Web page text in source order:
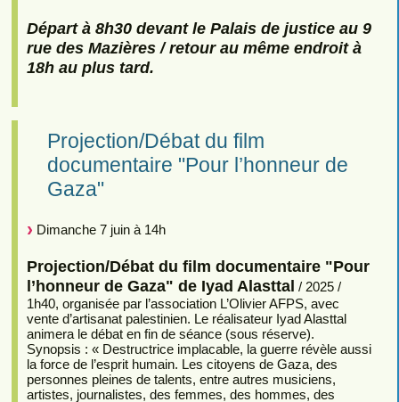
Départ à 8h30 devant le Palais de justice au 9
rue des Mazières / retour au même endroit à
18h au plus tard.
Projection/Débat du film
documentaire "Pour l’honneur de
Gaza"
Dimanche 7 juin à 14h
Projection/Débat du film documentaire "Pour
l’honneur de Gaza" de Iyad Alasttal / 2025 /
1h40, organisée par l’association L’Olivier AFPS, avec
vente d’artisanat palestinien. Le réalisateur Iyad Alasttal
animera le débat en fin de séance (sous réserve).
Synopsis : « Destructrice implacable, la guerre révèle aussi
la force de l’esprit humain. Les citoyens de Gaza, des
personnes pleines de talents, entre autres musiciens,
artistes, journalistes, des femmes, des hommes, des